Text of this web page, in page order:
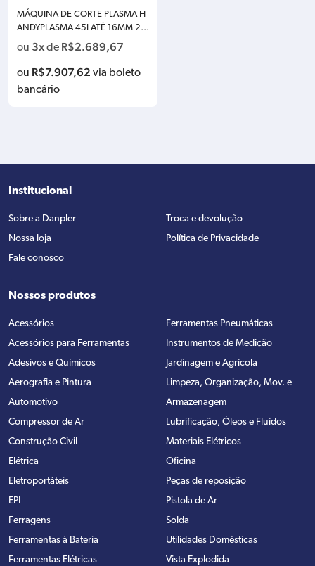
MÁQUINA DE CORTE PLASMA H
ANDYPLASMA 45I ATÉ 16MM 22
0V MONO ESAB 0739967
ou 3xde R$2.689,67
ou R$7.907,62 via boleto
bancário
Institucional
Sobre a Danpler
Nossa loja
Fale conosco
Troca e devolução
Política de Privacidade
Nossos produtos
Acessórios
Acessórios para Ferramentas
Adesivos e Químicos
Aerografia e Pintura
Automotivo
Compressor de Ar
Construção Civil
Elétrica
Eletroportáteis
EPI
Ferragens
Ferramentas à Bateria
Ferramentas Elétricas
Ferramentas Pneumáticas
Instrumentos de Medição
Jardinagem e Agrícola
Limpeza, Organização, Mov. e
Armazenagem
Lubrificação, Óleos e Fluídos
Materiais Elétricos
Oficina
Peças de reposição
Pistola de Ar
Solda
Utilidades Domésticas
Vista Explodida